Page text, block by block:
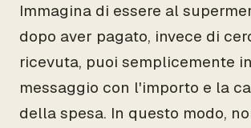
Immagina di essere al
dopo aver pagato, invece di
ricevuta, puoi semplicemente
messaggio con l'importo e la
della spesa. In questo modo,